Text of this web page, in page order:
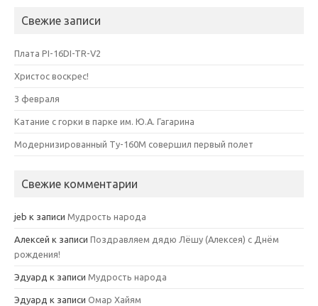
Свежие записи
Плата PI-16DI-TR-V2
Христос воскрес!
3 февраля
Катание с горки в парке им. Ю.А. Гагарина
Модернизированный Ту-160М совершил первый полет
Свежие комментарии
jeb к записи Мудрость народа
Алексей к записи Поздравляем дядю Лёшу (Алексея) с Днём
рождения!
Эдуард к записи Мудрость народа
Эдуард к записи Омар Хайям